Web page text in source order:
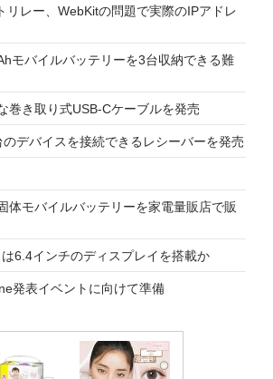
リレー、WebKitの問題で実際のIPアドレ
モバイルバッテリーを3台収納できる難
巻き取り式USB-Cケーブルを発売
デバイスを接続できるレシーバーを発売
体モバイルバッテリーを家電量販店で販
は6.4インチのディスプレイを搭載か
発表イベントに向けて準備